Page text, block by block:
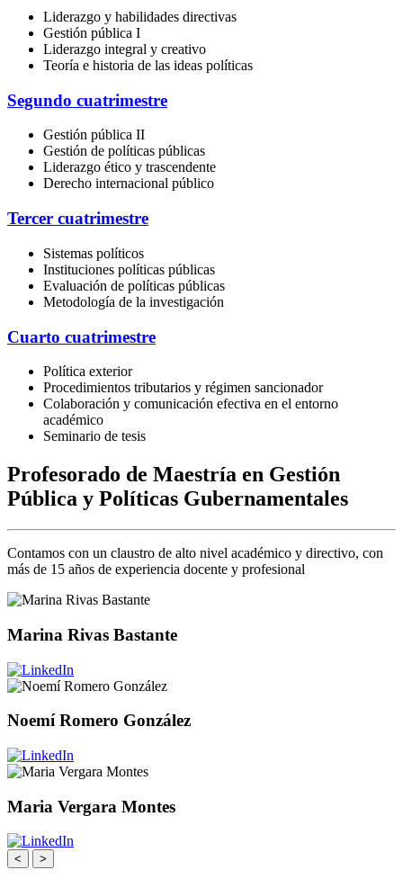
Liderazgo y habilidades directivas
Gestión pública I
Liderazgo integral y creativo
Teoría e historia de las ideas políticas
Segundo cuatrimestre
Gestión pública II
Gestión de políticas públicas
Liderazgo ético y trascendente
Derecho internacional público
Tercer cuatrimestre
Sistemas políticos
Instituciones políticas públicas
Evaluación de políticas públicas
Metodología de la investigación
Cuarto cuatrimestre
Política exterior
Procedimientos tributarios y régimen sancionador
Colaboración y comunicación efectiva en el entorno
académico
Seminario de tesis
Profesorado de Maestría en Gestión
Pública y Políticas Gubernamentales
Contamos con un claustro de alto nivel académico y directivo, con
más de 15 años de experiencia docente y profesional
Marina Rivas Bastante
Noemí Romero González
Maria Vergara Montes
< >